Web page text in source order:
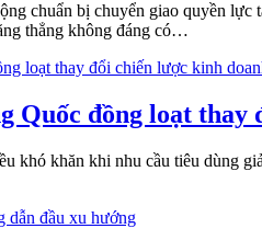
chuẩn bị chuyển giao quyền
thẳng không đáng có…
Quốc đồng loạt thay
khó khăn khi nhu cầu tiêu dùng